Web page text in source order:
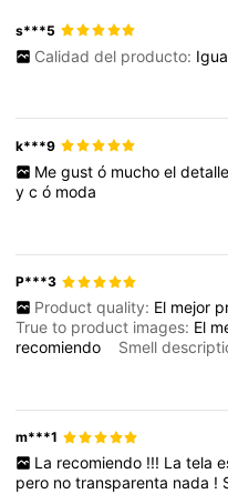
s***5
Calidad del producto:
k***9
Me gust ó mucho el detalle
ycó moda
P***3
Product quality: El mejor
True to product images: El
recomiendo
Smell
m***1
La recomiendo !!! La tela
pero notransparenta nada !